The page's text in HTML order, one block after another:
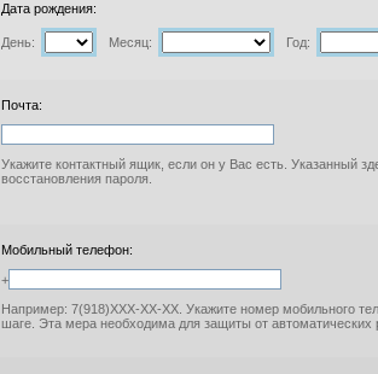
Дата рождения:
День: Месяц: Год:
Почта:
Укажите контактный ящик, если он у Вас есть. Указанный
восстановления пароля.
Мобильный телефон:
+
Например: 7(918)XXX-XX-XX. Укажите номер мобильного
шаге. Эта мера необходима для защиты от автоматических